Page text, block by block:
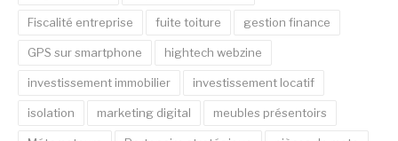
Fiscalité entreprise fuite toiture gestion finance
GPS sur smartphone hightech webzine
investissement immobilier investissement locatif
isolation marketing digital meubles présentoirs